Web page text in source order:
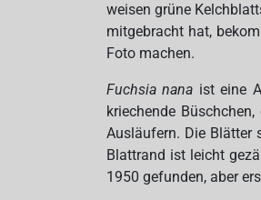
weisen grüne
mitgebracht hat,
Foto machen.
Fuchsia nana ist eine
kriechende
Ausläufern. Die Blätter
Blattrand ist leicht
1950 gefunden, aber